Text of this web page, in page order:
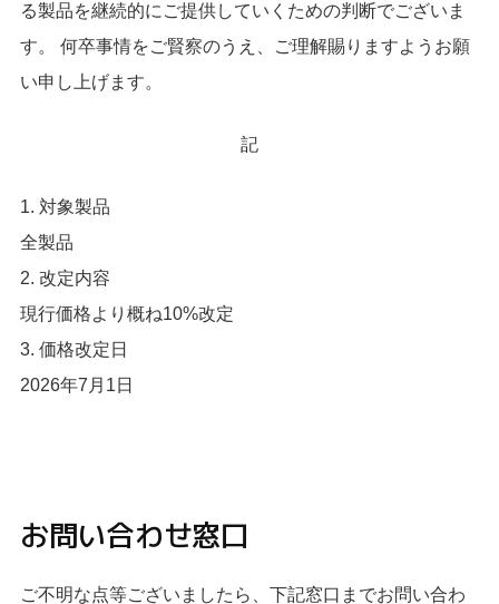
る製品を継続的にご提供していくための判断でございま
す。 何卒事情をご賢察のうえ、ご理解賜りますようお願
い申し上げます。
記
1. 対象製品
全製品
2. 改定内容
現行価格より概ね10%改定
3. 価格改定日
2026年7月1日
お問い合わせ窓口
ご不明な点等ございましたら、下記窓口までお問い合わ